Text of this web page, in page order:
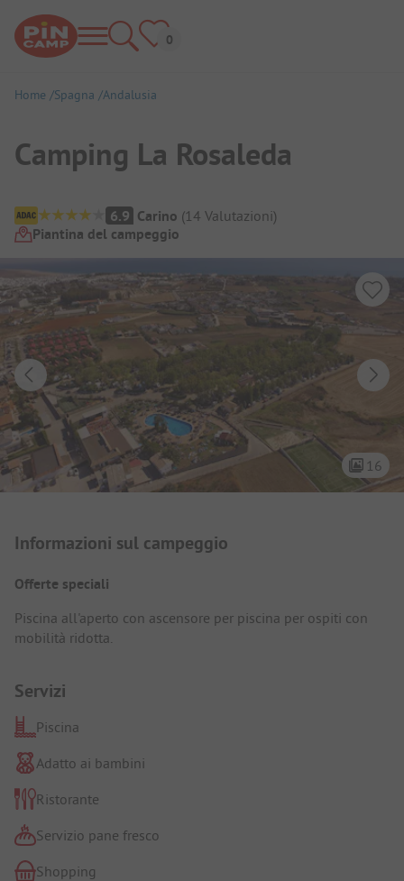
Home Spagna Andalusia
Camping La Rosaleda
Panoramica del campeggio
6.9 Carino (14 Valutazioni)
Piantina del campeggio
16
Informazioni sul campeggio
Offerte speciali
Piscina all'aperto con ascensore per piscina per ospiti con
mobilità ridotta.
Servizi
Piscina
Adatto ai bambini
Ristorante
Servizio pane fresco
Shopping